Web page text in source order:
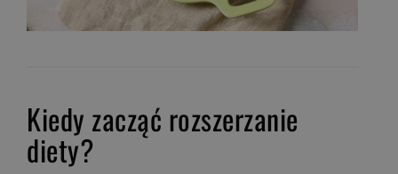
Kiedy zacząć rozszerzanie
diety?